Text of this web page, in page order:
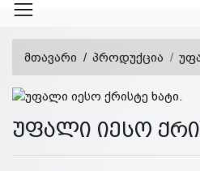
მთავარი პროდუქცია
უფალი იესო